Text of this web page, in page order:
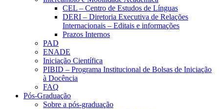
CEL – Centro de Estudos de Línguas
DERI – Diretoria Executiva de Relações
Internacionais – Editais e informações
Prazos Internos
PAD
ENADE
Iniciação Científica
PIBID – Programa Institucional de Bolsas de Iniciação
à Docência
FAQ
Pós-Graduação
Sobre a pós-graduação